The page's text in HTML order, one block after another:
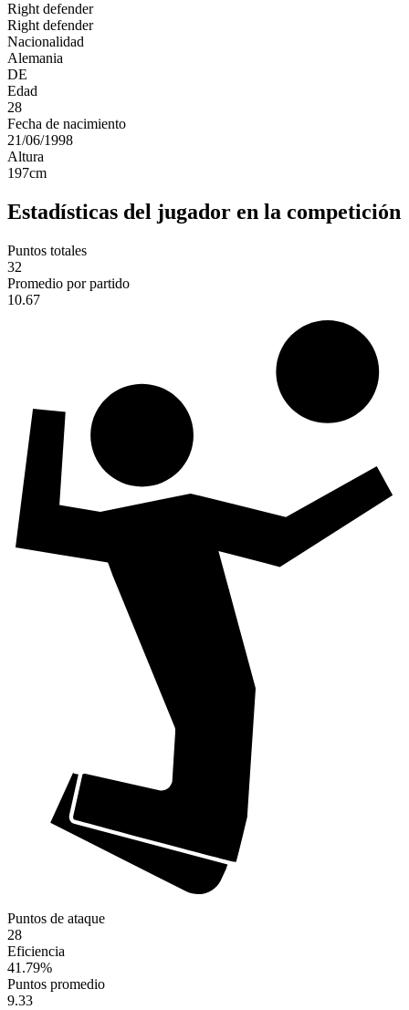
Right defender
Right defender
Nacionalidad
Alemania
DE
Edad
28
Fecha de nacimiento
21/06/1998
Altura
197cm
Estadísticas del jugador en la competición
Puntos totales
32
Promedio por partido
10.67
Puntos de ataque
28
Eficiencia
41.79%
Puntos promedio
9.33